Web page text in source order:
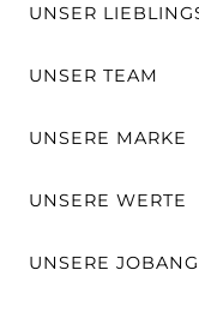
UNSER
UNSER TEAM
UNSERE MARKE
UNSERE WERTE
UNSERE